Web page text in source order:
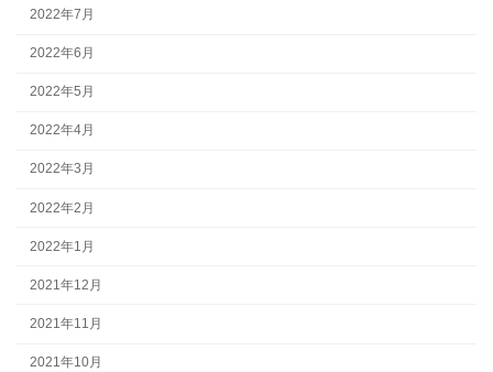
2022年7月
2022年6月
2022年5月
2022年4月
2022年3月
2022年2月
2022年1月
2021年12月
2021年11月
2021年10月